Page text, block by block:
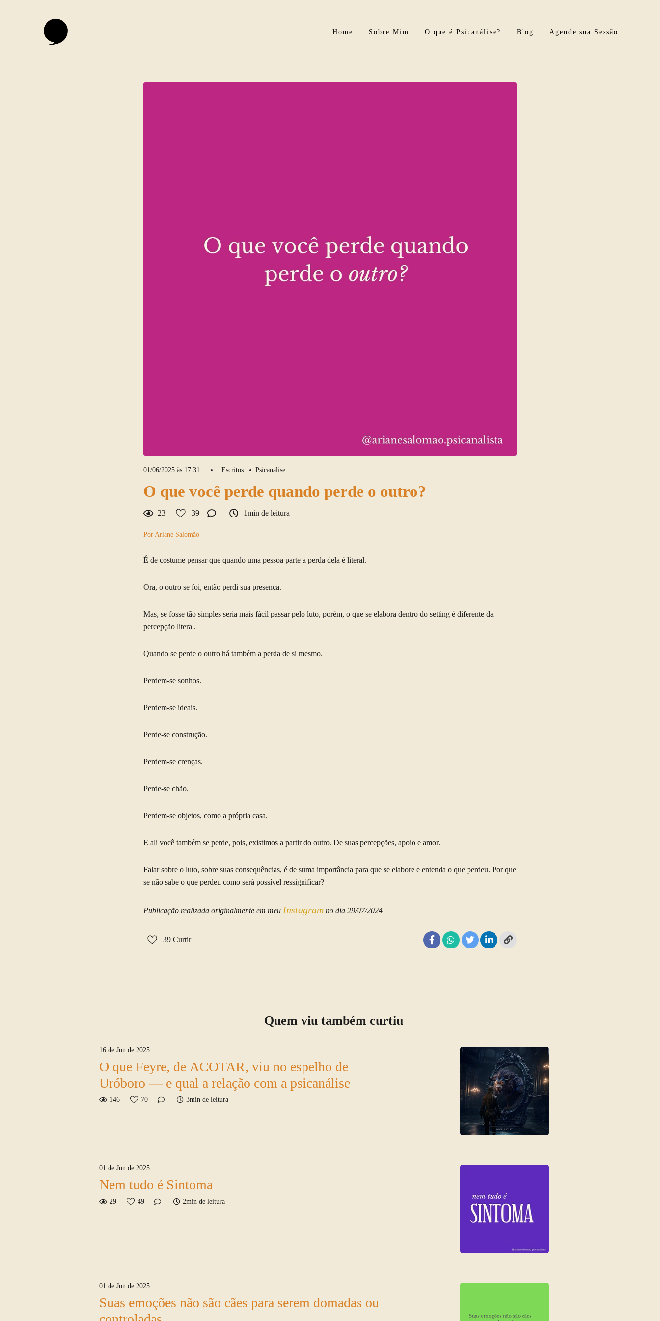
Home Sobre Mim O que é Psicanálise? Blog Agende sua Sessão
01/06/2025 às 17:31 Escritos Psicanálise
O que você perde quando perde o outro?
23 39 1min de leitura
Por Ariane Salomão |
É de costume pensar que quando uma pessoa parte a perda dela é literal.
Ora, o outro se foi, então perdi sua presença.
Mas, se fosse tão simples seria mais fácil passar pelo luto, porém, o que se elabora dentro do setting é diferente da
percepção literal.
Quando se perde o outro há também a perda de si mesmo.
Perdem-se sonhos.
Perdem-se ideais.
Perde-se construção.
Perdem-se crenças.
Perde-se chão.
Perdem-se objetos, como a própria casa.
E ali você também se perde, pois, existimos a partir do outro. De suas percepções, apoio e amor.
Falar sobre o luto, sobre suas consequências, é de suma importância para que se elabore e entenda o que perdeu. Por que
se não sabe o que perdeu como será possível ressignificar?
Publicação realizada originalmente em meu Instagram no dia 29/07/2024
39 Curtir
Quem viu também curtiu
16 de Jun de 2025
O que Feyre, de ACOTAR, viu no espelho de
Uróboro — e qual a relação com a psicanálise
146 70 3min de leitura
01 de Jun de 2025
Nem tudo é Sintoma
29 49 2min de leitura
01 de Jun de 2025
Suas emoções não são cães para serem domadas ou